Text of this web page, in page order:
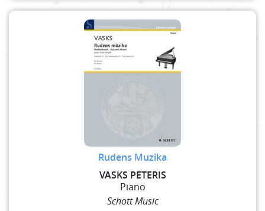
Rudens Muzika
VASKS PETERIS
Piano
Schott Music